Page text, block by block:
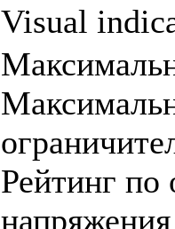
Visual
Рейтинг по